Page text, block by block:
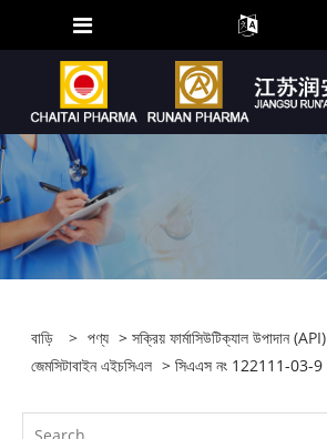
বাড়ি > পণ্য >সক্রিয় ফার্মাসিউটিক্যাল উপাদান (API)
জেমসিটাবাইন এইচসিএল > সিএএস নং 122111-03-9